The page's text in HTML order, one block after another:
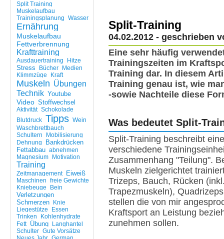
Split Training
Muskelaufbau
Trainingsplanung Wasser
Ernährung
Muskelaufbau
Fettverbrennung
Krafttraining
Ausdauertraining Hitze
Stress Bücher
Medien
Klimmzüge
Kraft
Muskeln Übungen
Technik Youtube
Video Stoffwechsel
Aktivität Schokolade
Blutdruck Tipps Wein
Waschbrettbauch
Schultern
Mobilisierung
Dehnung
Bankdrücken
Fettabbau abnehmen
Magnesium
Motivation
Training
Zeitmanagement Eiweiß
Maschinen freie Gewichte
Kniebeuge
Bein
Verletzungen
Schmerzen
Knie
Liegestütze
Essen
Trinken
Kohlenhydrate
Fett Übung
Langhantel
Schulter Gute Vorsätze
Split-Training
04.02.2012 - geschrieben
Eine sehr häufig
Trainingszeiten im
Training dar. In diesem
Training genau ist, wie
-sowie Nachteile diese
Was bedeutet Split-
Split-Training beschreibt
verschiedene
Zusammenhang "Teilung".
Muskeln zielgerichtet
Trizeps, Bauch, Rücken
Trapezmuskeln),
stellen die von mir
Kraftsport an Leistung
zunehmen sollen.